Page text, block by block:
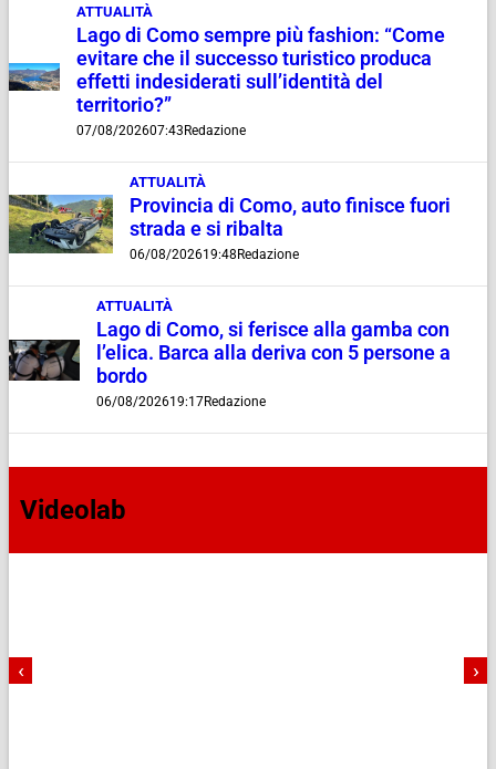
ATTUALITÀ
Lago di Como sempre più fashion: “Come
evitare che il successo turistico produca
effetti indesiderati sull’identità del
territorio?”
07/08/202607:43 Redazione
ATTUALITÀ
Provincia di Como, auto finisce fuori
strada e si ribalta
06/08/202619:48 Redazione
ATTUALITÀ
Lago di Como, si ferisce alla gamba con
l’elica. Barca alla deriva con 5 persone a
bordo
06/08/202619:17Redazione
Videolab
‹ ›